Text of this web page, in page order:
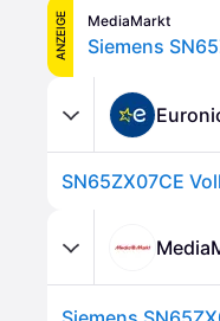
ANZEIGE MediaMarkt
SN65ZX07CE